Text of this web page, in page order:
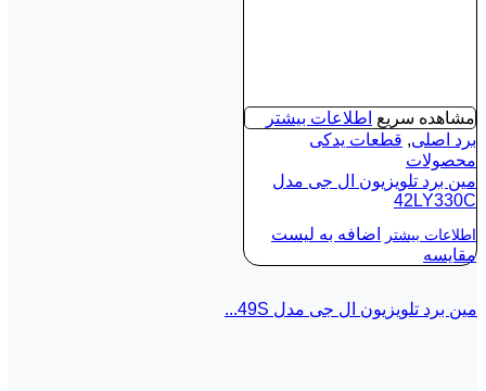
مشاهده سریع اطلاعات بیشتر
برد اصلی, قطعات یدکی
محصولات
مین برد تلویزیون ال جی مدل
42LY330C
اطلاعات بیشتر
اضافه به لیست
مقایسه
مین برد تلویزیون ال جی مدل 49S...